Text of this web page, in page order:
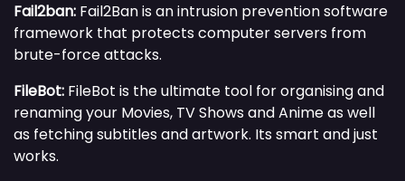
Fail2ban: Fail2Ban is an intrusion prevention software
framework that protects computer servers from
brute-force attacks.
FileBot: FileBot is the ultimate tool for organising and
renaming your Movies, TV Shows and Anime as well
as fetching subtitles and artwork. Its smart and just
works.